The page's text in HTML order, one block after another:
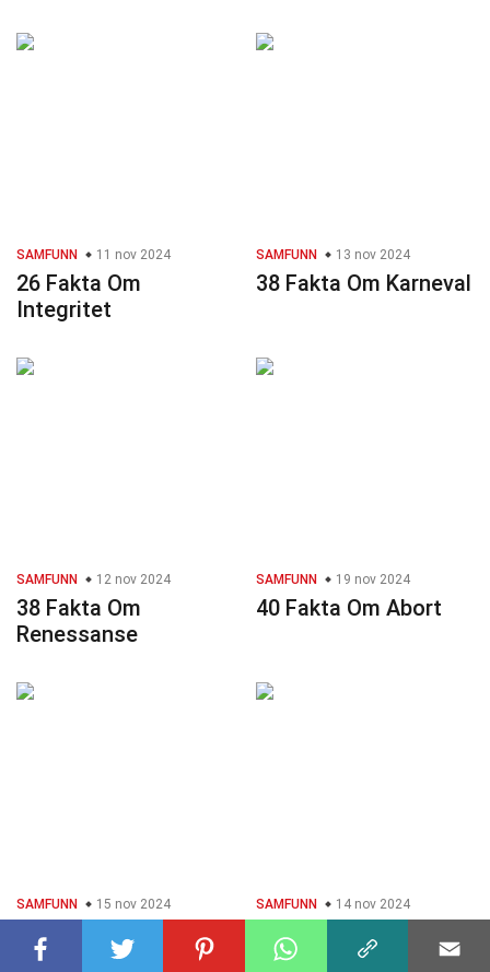
SAMFUNN 11 nov 2024
26 Fakta Om
Integritet
SAMFUNN 13 nov 2024
38 Fakta Om Karneval
SAMFUNN 12 nov 2024
38 Fakta Om
Renessanse
SAMFUNN 19 nov 2024
40 Fakta Om Abort
SAMFUNN 15 nov 2024
35 Fakta Om
Forsikring
SAMFUNN 14 nov 2024
26 Fakta Om Hierarki